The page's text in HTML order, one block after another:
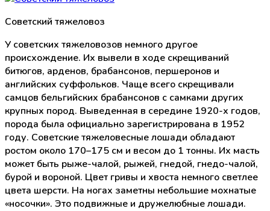
Советский тяжеловоз
У советских тяжеловозов немного другое
происхождение. Их вывели в ходе скрещиваний
битюгов, арденов, брабансонов, першеронов и
английских суффольков. Чаще всего скрещивали
самцов бельгийских брабансонов с самками других
крупных пород. Выведенная в середине 1920-х годов,
порода была официально зарегистрирована в 1952
году. Советские тяжеловесные лошади обладают
ростом около 170–175 см и весом до 1 тонны. Их масть
может быть рыже-чалой, рыжей, гнедой, гнедо-чалой,
бурой и вороной. Цвет гривы и хвоста немного светлее
цвета шерсти. На ногах заметны небольшие мохнатые
«носочки». Это подвижные и дружелюбные лошади.